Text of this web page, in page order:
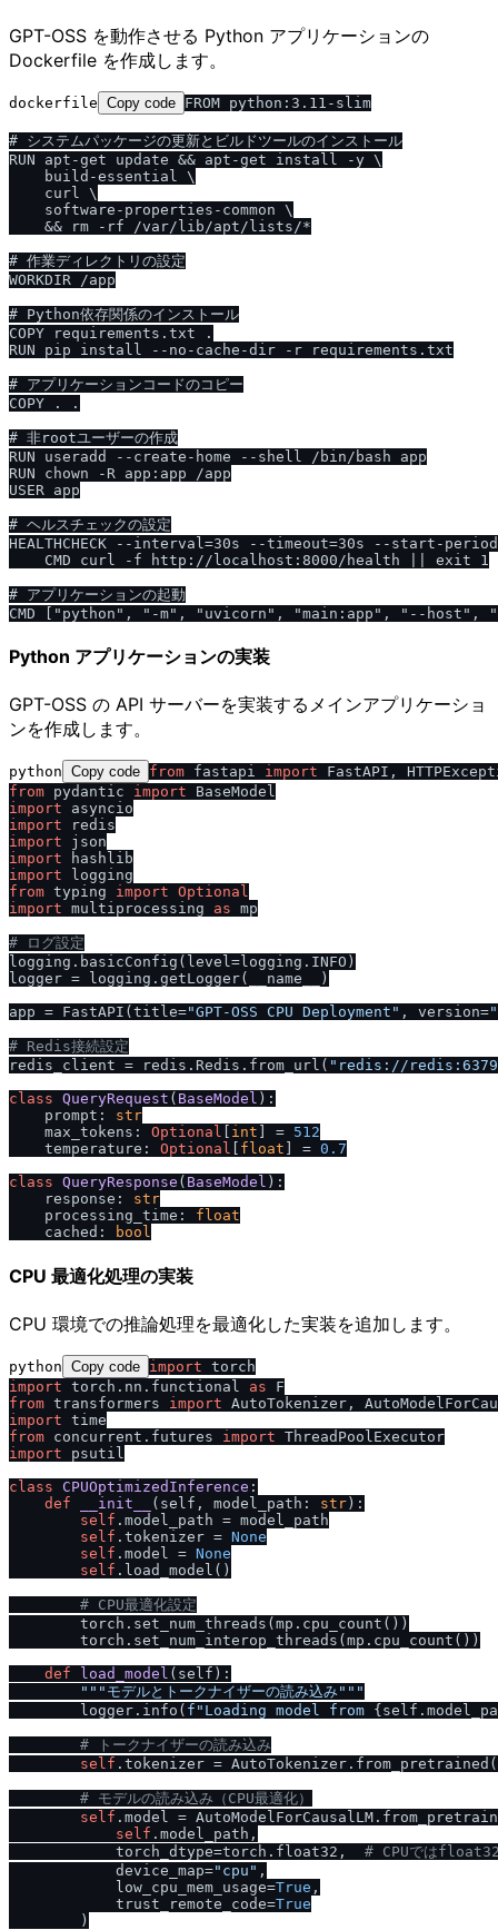
GPT-OSS を動作させる Python アプリケーションの
Dockerfile を作成します。
dockerfile Copy code FROM python:3.11-slim
# システムパッケージの更新とビルドツールのインストール
RUN apt-get update && apt-get install -y \
    build-essential \
    curl \
    software-properties-common \
    && rm -rf /var/lib/apt/lists/*
# 作業ディレクトリの設定
WORKDIR /app
# Python依存関係のインストール
COPY requirements.txt .
RUN pip install --no-cache-dir -r requirements.txt
# アプリケーションコードのコピー
COPY . .
# 非rootユーザーの作成
RUN useradd --create-home --shell /bin/bash app
RUN chown -R app:app /app
USER app
# ヘルスチェックの設定
HEALTHCHECK --interval=30s --timeout=30s --start-
    CMD curl -f http://localhost:8000/health || exit 1
# アプリケーションの起動
Python アプリケーションの実装
GPT-OSS の API サーバーを実装するメインアプリケーショ
ンを作成します。
python Copy code from fastapi import
from pydantic import
import
import
import
import
import
from typing import Optional
import multiprocessing as mp
# ログ設定
logging.basicConfig(level=logging.INFO)
logger = logging.getLogger(__name__)
app = FastAPI(title="GPT-OSS CPU Deployment" , version=
# Redis接続設定
redis_client = redis.Redis.from_url( "redis: //
class QueryRequest ( BaseModel ):
    prompt:
str
    max_tokens:
Optional int ] = 512
    temperature:
Optional float ] = 0.7
class QueryResponse ( BaseModel ):
    response:
str
    processing_time:
float
    cached:
bool
CPU 最適化処理の実装
CPU 環境での推論処理を最適化した実装を追加します。
python Copy code import
import torch.nn.functional as
from transformers import
import
from concurrent.futures import
import psutil
class
CPUOptimizedInference :
def
__init__ ( self, model_path: str ):
self .model_path = model_path
self .tokenizer = None
self .model = None
self .load_model()
# CPU最適化設定
        torch.set_num_threads(mp.cpu_count())
        torch.set_num_interop_threads(mp.cpu_count())
def
load_model ( self ):
"""モデルとトークナイザーの読み込み"""
        logger.info(
f"Loading model from
# トークナイザーの読み込み
self .tokenizer = AutoTokenizer.from_pretrained(
# モデルの読み込み（CPU最適化）
self .model =
self .model_path,
            torch_dtype=torch.float32,
# CPUではfloat32
            device_map=
"cpu" ,
            low_cpu_mem_usage=
True ,
            trust_remote_code=
True
        )